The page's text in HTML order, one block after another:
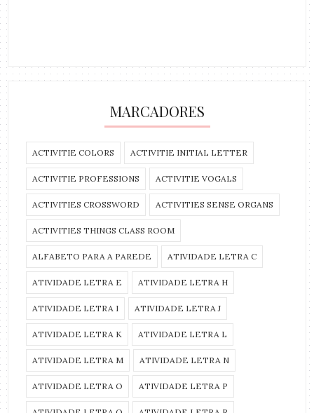
MARCADORES
ACTIVITIE COLORS ACTIVITIE INITIAL LETTER
ACTIVITIE PROFESSIONS ACTIVITIE VOGALS
ACTIVITIES CROSSWORD ACTIVITIES SENSE ORGANS
ACTIVITIES THINGS CLASS ROOM
ALFABETO PARA A PAREDE ATIVIDADE LETRA C
ATIVIDADE LETRA E ATIVIDADE LETRA H
ATIVIDADE LETRA I ATIVIDADE LETRA J
ATIVIDADE LETRA K ATIVIDADE LETRA L
ATIVIDADE LETRA M ATIVIDADE LETRA N
ATIVIDADE LETRA O ATIVIDADE LETRA P